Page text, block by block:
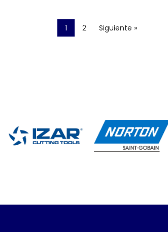
1 2 Siguiente »